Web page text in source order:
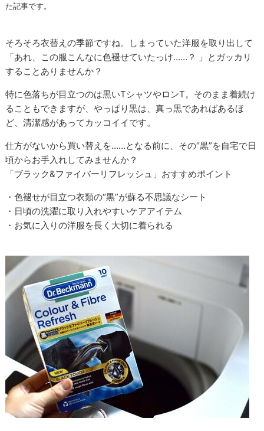
た記事です。
そろそろ衣替えの季節ですね。しまっていた洋服を取り出して
「あれ、この服こんなに色褪せていたっけ……？ 」とガッカリ
することありませんか？
特に色落ちが目立つのは黒いTシャツやロンT。そのまま着続け
ることもできますが、やっぱり黒は、真っ黒であればあるほ
ど、清潔感があってカッコイイです。
仕方がないから買い替えを……となる前に、その“黒”を自宅で日
頃からお手入れしてみませんか？
「ブラック&ファイバーリフレッシュ」おすすめポイント
・色褪せが目立つ衣類の“黒”が蘇る不思議なシート
・日頃の洗濯に取り入れやすいケアアイテム
・お気に入りの洋服を長く大切に着られる